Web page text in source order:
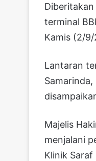
terminal
Kamis (2/
Lantaran
Majelis
menjalani
Klinik Saraf